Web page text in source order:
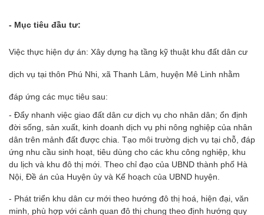
- Mục tiêu đầu tư:
Việc thực hiện dự án: Xây dựng hạ tầng kỹ thuật khu đất dân cư
dịch vụ tại thôn Phú Nhi, xã Thanh Lâm, huyện Mê Linh nhằm
đáp ứng các mục tiêu sau:
- Đẩy nhanh việc giao đất dân cư dịch vụ cho nhân dân; ổn định
đời sống, sản xuất, kinh doanh dịch vụ phi nông nghiệp của nhân
dân trên mảnh đất được chia. Tạo môi trường dịch vụ tại chỗ, đáp
ứng nhu cầu sinh hoạt, tiêu dùng cho các khu công nghiệp, khu
du lịch và khu đô thị mới. Theo chỉ đạo của UBND thành phố Hà
Nội, Đề án của Huyện ủy và Kế hoạch của UBND huyện.
- Phát triển khu dân cư mới theo hướng đô thị hoá, hiện đại, văn
minh, phù hợp với cảnh quan đô thị chung theo định hướng quy